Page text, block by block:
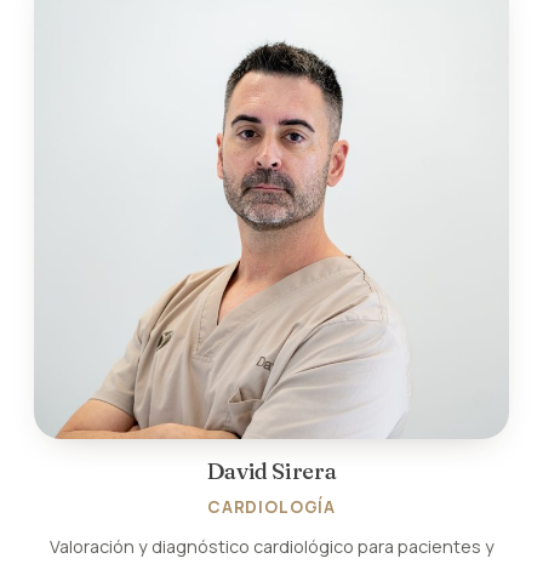
David Sirera
CARDIOLOGÍA
Valoración y diagnóstico cardiológico para pacientes y